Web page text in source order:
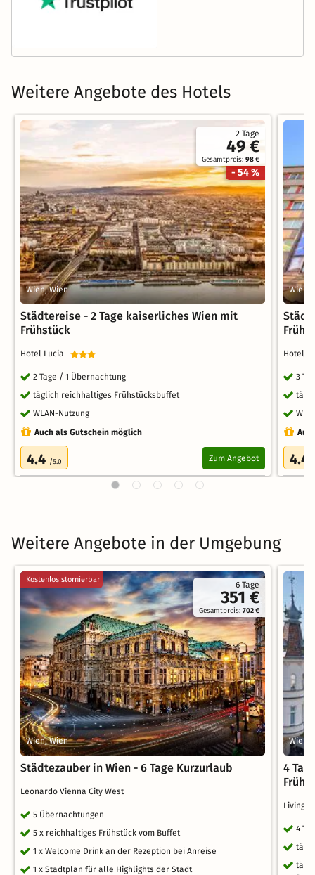
Weitere Angebote des Hotels
2 Tage
49 €
Gesamtpreis:98 €
- 54 %
Wien, Wien
Städtereise - 2 Tage kaiserliches Wien mit
Frühstück
Hotel Lucia
2 Tage / 1 Übernachtung
täglich reichhaltiges Frühstücksbuffet
WLAN-Nutzung
Auch als Gutschein möglich
4.4 /5.0 Zum Angebot
Wien,
Hotel
3
4.4
Weitere Angebote in der Umgebung
6 Tage
351 €
Gesamtpreis:702 €
Kostenlos stornierbar
Wien, Wien
Städtezauber in Wien - 6 Tage Kurzurlaub
Leonardo Vienna City West
5 Übernachtungen
5 x reichhaltiges Frühstück vom Buffet
1 x Welcome Drink an der Rezeption bei Anreise
1 x Stadtplan für alle Highlights der Stadt
Wien,
4
Living
4